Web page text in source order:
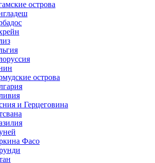
острова
острова
и Герцеговина
Фасо